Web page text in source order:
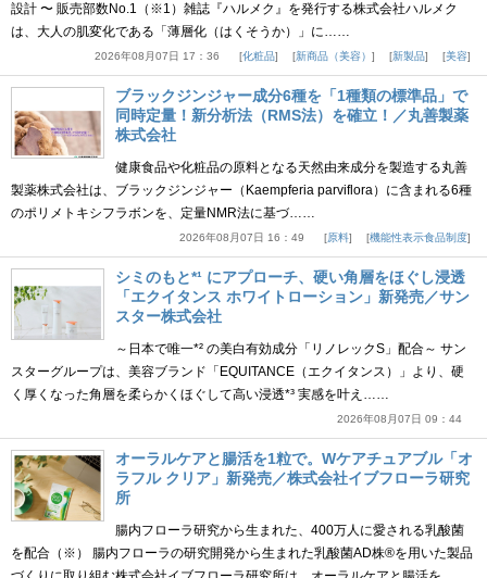
設計 〜 販売部数No.1（※1）雑誌『ハルメク』を発行する株式会社ハルメク
は、大人の肌変化である「薄層化（はくそうか）」に……
2026年08月07日 17：36 化粧品 新商品（美容） 新製品 美容
ブラックジンジャー成分6種を「1種類の標準品」で
同時定量！新分析法（RMS法）を確立！／丸善製薬
株式会社
健康食品や化粧品の原料となる天然由来成分を製造する丸善
製薬株式会社は、ブラックジンジャー（Kaempferia parviflora）に含まれる6種
のポリメトキシフラボンを、定量NMR法に基づ……
2026年08月07日 16：49 原料 機能性表示食品制度
シミのもと*¹ にアプローチ、硬い角層をほぐし浸透
「エクイタンス ホワイトローション」新発売／サン
スター株式会社
～日本で唯一*² の美白有効成分「リノレックS」配合～ サン
スターグループは、美容ブランド「EQUITANCE（エクイタンス）」より、硬
く厚くなった角層を柔らかくほぐして高い浸透*³ 実感を叶え……
2026年08月07日 09：44
オーラルケアと腸活を1粒で。Wケアチュアブル「オ
ラフル クリア」新発売／株式会社イブフローラ研究
所
腸内フローラ研究から生まれた、400万人に愛される乳酸菌
を配合（※） 腸内フローラの研究開発から生まれた乳酸菌AD株®を用いた製品